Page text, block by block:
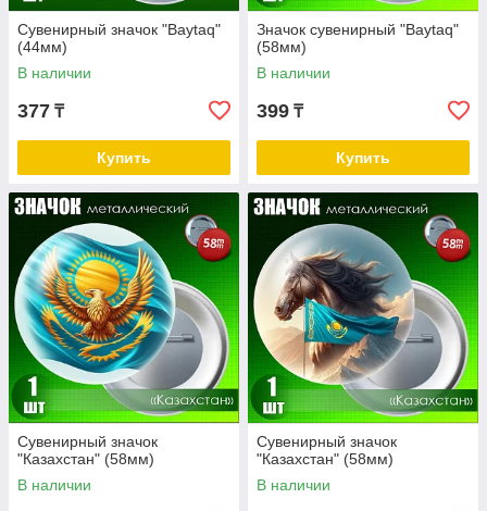
Сувенирный значок "Baytaq"
(44мм)
В наличии
377 ₸
Купить
Значок сувенирный "Baytaq"
(58мм)
В наличии
399 ₸
Купить
Сувенирный значок
"Казахстан" (58мм)
В наличии
Сувенирный значок
"Казахстан" (58мм)
В наличии